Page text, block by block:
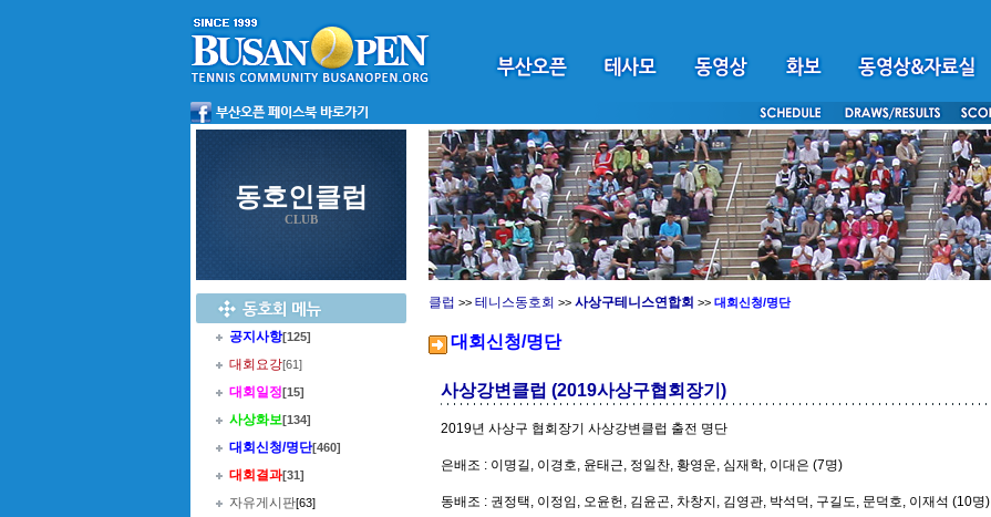
동호인클럽
CLUB
공지사항[125]
대회요강[61]
대회일정[15]
사상화보[134]
대회신청/명단[460]
대회결과[31]
자유게시판[63]
클럽 >> 테니스동호회 >> 사상구테니스연합회 >> 대회신청/명단
대회신청/명단
사상강변클럽 (2019사상구협회장기)
2019년 사상구 협회장기 사상강변클럽 출전 명단
은배조 : 이명길, 이경호, 윤태근, 정일찬, 황영운, 심재학, 이대은 (7명)
동배조 : 권정택, 이정임, 오윤헌, 김윤곤, 차창지, 김영관, 박석덕, 구길도, 문덕호, 이재석 (10명)